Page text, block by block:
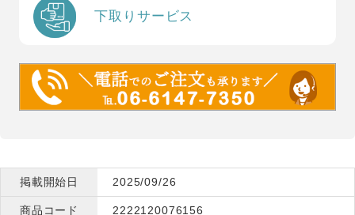
下取りサービス
掲載開始日 2025/09/26
商品コード 2222120076156